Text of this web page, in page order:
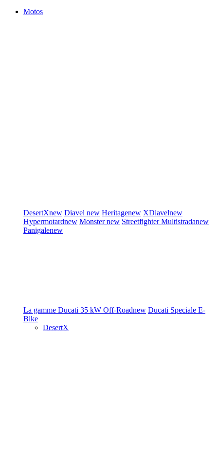
Motos
DesertXnew Diavel new Heritagenew XDiavelnew
Hypermotardnew Monsternew StreetfighterMultistradanew
Panigalenew
La gamme Ducati 35 kW Off-Roadnew Ducati Speciale E-
Bike
DesertX